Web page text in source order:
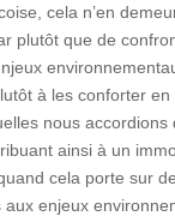
cela n’en
plutôt que de
à les conforter en
nous accordions
ainsi à un
cela porte sur
enjeux